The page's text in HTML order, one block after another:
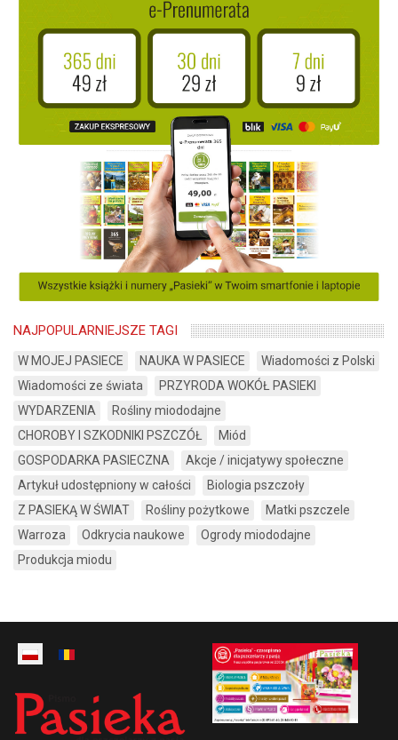
NAJPOPULARNIEJSZE TAGI
W MOJEJ PASIECE NAUKA W PASIECE
Wiadomości z Polski
Wiadomości ze świata
PRZYRODA WOKÓŁ PASIEKI
WYDARZENIA
Rośliny miododajne
CHOROBY I SZKODNIKI PSZCZÓŁ
Miód
GOSPODARKA PASIECZNA
Akcje / inicjatywy społeczne
Artykuł udostępniony w całości
Biologia pszczoły
Z PASIEKĄ W ŚWIAT
Rośliny pożytkowe
Matki pszczele
Warroza
Odkrycia naukowe
Ogrody miododajne
Produkcja miodu